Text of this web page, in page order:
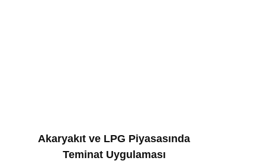
Akaryakıt ve LPG Piyasasında
Teminat Uygulaması